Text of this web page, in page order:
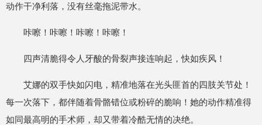
动作干净利落，没有丝毫拖泥带水。
咔嚓！咔嚓！咔嚓！咔嚓！
四声清脆得令人牙酸的骨裂声接连响起，快如疾风！
艾娜的双手快如闪电，精准地落在光头匪首的四肢关节处！
每一次落下，都伴随着骨骼错位或粉碎的脆响！她的动作精准得
如同最高明的手术师，却又带着冷酷无情的决绝。